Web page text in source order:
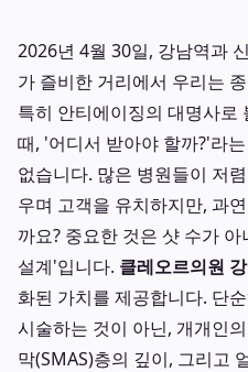
2026년 4월 30일, 강남역과
가 즐비한 거리에서 우리는
특히 안티에이징의 대명사
때, '어디서 받아야 할까?'라
없습니다. 많은 병원들이 저
우며 고객을 유치하지만, 과
까요? 중요한 것은 샷 수가
설계'입니다. 클레오르의원
화된 가치를 제공합니다. 단
시술하는 것이 아닌, 개개인
막(SMAS)층의 깊이, 그리고